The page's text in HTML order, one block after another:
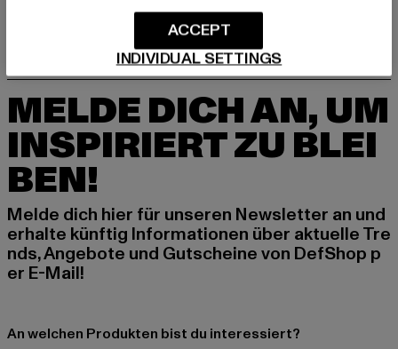
MELDE DICH AN, UM
INSPIRIERT ZU BLEI
BEN!
Melde dich hier für unseren Newsletter an und
erhalte künftig Informationen über aktuelle Tre
nds, Angebote und Gutscheine von DefShop p
er E-Mail!
An welchen Produkten bist du interessiert?
INDIVIDUAL SETTINGS
ACCEPT